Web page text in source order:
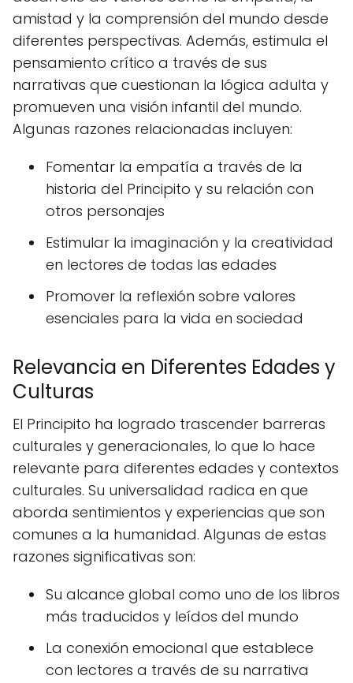
amistad y la comprensión del mundo desde
diferentes perspectivas. Además, estimula el
pensamiento crítico a través de sus
narrativas que cuestionan la lógica adulta y
promueven una visión infantil del mundo.
Algunas razones relacionadas incluyen:
Fomentar la empatía a través de la
historia del Principito y su relación con
otros personajes
Estimular la imaginación y la creatividad
en lectores de todas las edades
Promover la reflexión sobre valores
esenciales para la vida en sociedad
Relevancia en Diferentes Edades y
Culturas
El Principito ha logrado trascender barreras
culturales y generacionales, lo que lo hace
relevante para diferentes edades y contextos
culturales. Su universalidad radica en que
aborda sentimientos y experiencias que son
comunes a la humanidad. Algunas de estas
razones significativas son:
Su alcance global como uno de los libros
más traducidos y leídos del mundo
La conexión emocional que establece
con lectores a través de su narrativa